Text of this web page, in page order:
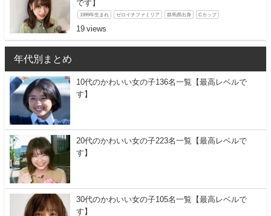
です】
1999年生まれ ゼロイチファミリア 群馬県出身 Cカップ
19
年代別まとめ
10代のかわいい女の子136名一覧【最高レベルで
す】
20代のかわいい女の子223名一覧【最高レベルで
す】
30代のかわいい女の子105名一覧【最高レベルで
す】